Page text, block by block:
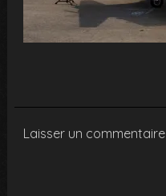
Laisser un commentaire